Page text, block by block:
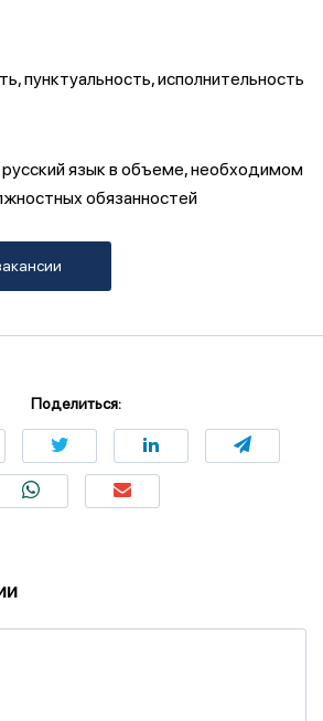
пунктуальность, исполнительность
язык в объеме, необходимом
обязанностей
Поделиться: